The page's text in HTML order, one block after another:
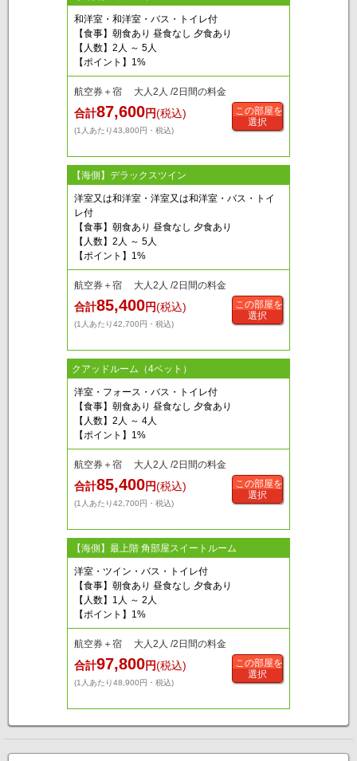
和洋室・和洋室・バス・トイレ付
【食事】朝食あり 昼食なし 夕食あり
【人数】2人 ～ 5人
【ポイント】1%
航空券＋宿 大人2人 /2日間の料金
合計87,600円(税込)
(1人あたり43,800円・税込)
この部屋を
選択
【海側】デラックスツイン
洋室又は和洋室・洋室又は和洋室・バス・トイ
レ付
【食事】朝食あり 昼食なし 夕食あり
【人数】2人 ～ 5人
【ポイント】1%
航空券＋宿 大人2人 /2日間の料金
合計85,400円(税込)
(1人あたり42,700円・税込)
この部屋を
選択
クアッドルーム（4ベット）
洋室・フォース・バス・トイレ付
【食事】朝食あり 昼食なし 夕食あり
【人数】2人 ～ 4人
【ポイント】1%
航空券＋宿 大人2人 /2日間の料金
合計85,400円(税込)
(1人あたり42,700円・税込)
この部屋を
選択
【海側】最上階 角部屋スイートルーム
洋室・ツイン・バス・トイレ付
【食事】朝食あり 昼食なし 夕食あり
【人数】1人 ～ 2人
【ポイント】1%
航空券＋宿 大人2人 /2日間の料金
合計97,800円(税込)
(1人あたり48,900円・税込)
この部屋を
選択